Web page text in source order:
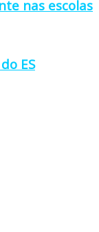
nas escolas
ES